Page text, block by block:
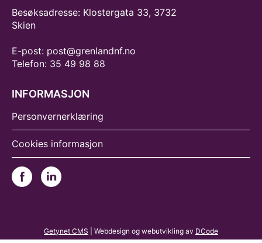
Besøksadresse: Klostergata 33, 3732
Skien
E-post: post@grenlandnf.no
Telefon: 35 49 98 88
INFORMASJON
Personvernerklæring
Cookies informasjon
Getynet CMS | Webdesign og webutvikling av DCode